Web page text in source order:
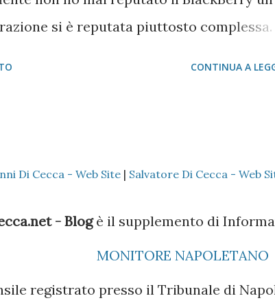
si è reputata piuttosto complessa.
con l'Outlook, così che tutti i dati presenti
la versione sul CD non è molto
CONTINUA A
Di Cecca - Web Site | Salvatore Di Cecca - Web
- Blogè il supplemento di
MONITORE NAPOLETANO
registrato presso il Tribunale di